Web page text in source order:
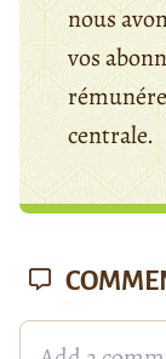
nous
vos
centrale.